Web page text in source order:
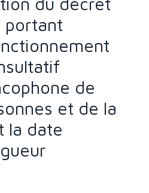
portant
de
et de la
la date